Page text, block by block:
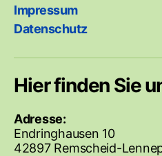
Impressum
Datenschutz
Hier finden Sie
Adresse:
Endringhausen 10
42897 Remscheid-